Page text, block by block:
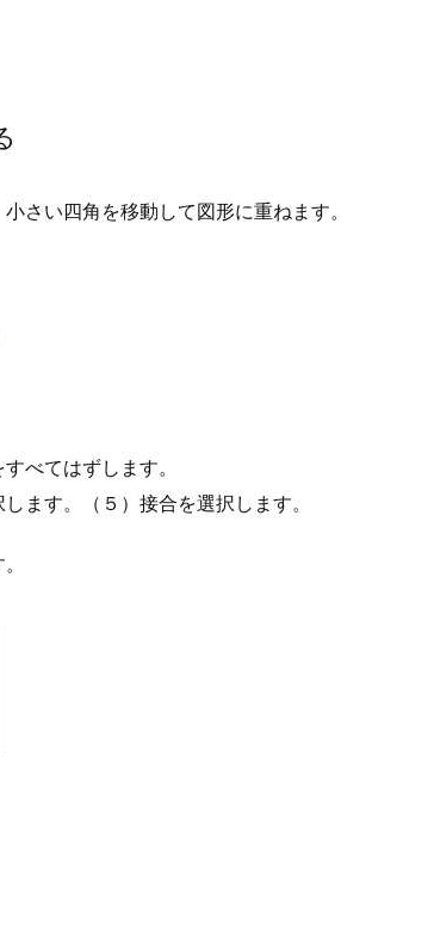
ックを離します。
さい四角を移動して図形に重ねます。
べてはずします。